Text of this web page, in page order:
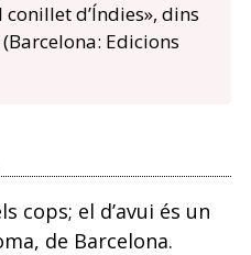
conillet d’Índies», dins
Edicions
cops; el d’avui és un
de Barcelona.